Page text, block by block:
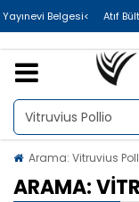
>Uluslararası Yayınevi Belgesi
Arama: Vitruvius
ARAMA: